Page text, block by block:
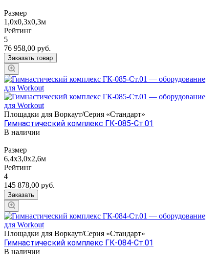
Размер
1,0х0,3х0,3м
Рейтинг
5
76 958,00 руб.
Заказать товар
Площадки для Воркаут/Серия «Стандарт»
Гимнастический комплекс ГК-085-Ст.01
В наличии
Размер
6,4х3,0х2,6м
Рейтинг
4
145 878,00 руб.
Заказать
Площадки для Воркаут/Серия «Стандарт»
Гимнастический комплекс ГК-084-Ст.01
В наличии